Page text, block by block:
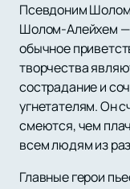
Псевдоним
Шолом-Алейхем —
обычное
творчества
сострадание и
угнетателям. Он
смеются, чем
всем людям из
Главные герои